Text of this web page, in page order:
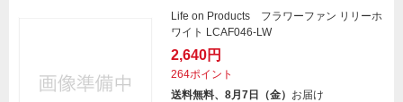
Life on Products フラワーファン リリーホ
ワイト LCAF046-LW
2,640円
264ポイント
送料無料、8月7日（金） お届け